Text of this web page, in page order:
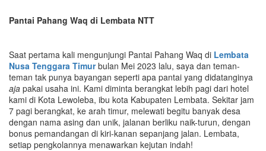
Pantai Pahang Waq di Lembata NTT
Saat pertama kali mengunjungi Pantai Pahang Waq di Lembata
Nusa Tenggara Timurbulan Mei 2023 lalu, saya dan teman-
teman tak punya bayangan seperti apa pantai yang didatanginya
aja pakai usaha ini. Kami diminta berangkat lebih pagi dari hotel
kami di Kota Lewoleba, ibu kota Kabupaten Lembata. Sekitar jam
7 pagi berangkat, ke arah timur, melewati begitu banyak desa
dengan nama asing dan unik, jalanan berliku naik-turun, dengan
bonus pemandangan di kiri-kanan sepanjang jalan. Lembata,
setiap pengkolannya menawarkan kejutan indah!